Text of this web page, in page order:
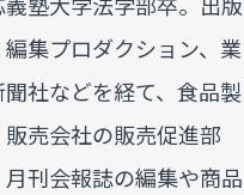
集プロダクション、業
聞社などを経て、食品製
販売会社の販売促進部
月刊会報誌の編集や商品